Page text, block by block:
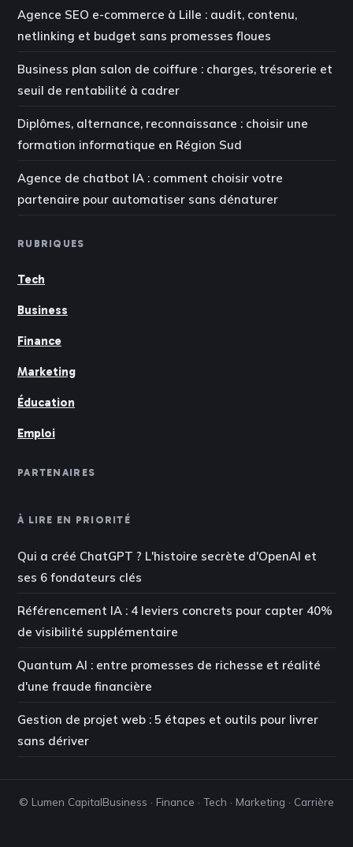
Agence SEO e-commerce à Lille : audit, contenu,
netlinking et budget sans promesses floues
Business plan salon de coiffure : charges, trésorerie et
seuil de rentabilité à cadrer
Diplômes, alternance, reconnaissance : choisir une
formation informatique en Région Sud
Agence de chatbot IA : comment choisir votre
partenaire pour automatiser sans dénaturer
RUBRIQUES
Tech
Business
Finance
Marketing
Éducation
Emploi
PARTENAIRES
À LIRE EN PRIORITÉ
Qui a créé ChatGPT ? L'histoire secrète d'OpenAI et
ses 6 fondateurs clés
Référencement IA : 4 leviers concrets pour capter 40%
de visibilité supplémentaire
Quantum AI : entre promesses de richesse et réalité
d'une fraude financière
Gestion de projet web : 5 étapes et outils pour livrer
sans dériver
© Lumen CapitalBusiness · Finance · Tech · Marketing · Carrière